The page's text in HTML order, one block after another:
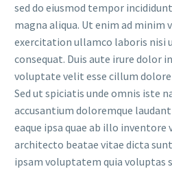
sed do eiusmod tempor
magna aliqua. Ut enim ad minim
exercitation ullamco laboris nisi
consequat. Duis aute irure dolor
voluptate velit esse cillum
Sed ut spiciatis unde omnis iste
accusantium doloremque
eaque ipsa quae ab illo inventore
architecto beatae vitae dicta
ipsam voluptatem quia voluptas